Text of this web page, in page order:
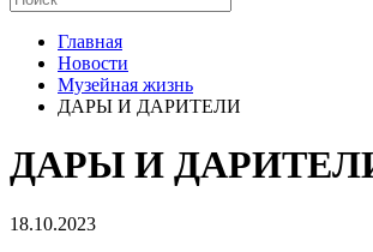
Главная
Новости
Музейная жизнь
ДАРЫ И ДАРИТЕЛИ
ДАРЫ И
18.10.2023